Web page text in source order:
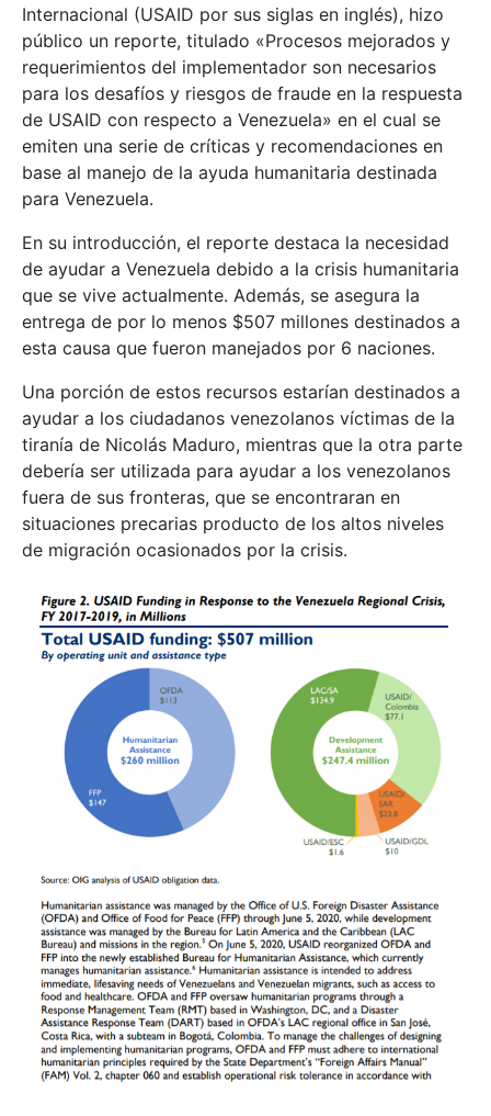
Internacional (USAID por sus siglas en inglés), hizo
público un reporte, titulado «Procesos mejorados y
requerimientos del implementador son necesarios
para los desafíos y riesgos de fraude en la respuesta
de USAID con respecto a Venezuela» en el cual se
emiten una serie de críticas y recomendaciones en
base al manejo de la ayuda humanitaria destinada
para Venezuela.
En su introducción, el reporte destaca la necesidad
de ayudar a Venezuela debido a la crisis humanitaria
que se vive actualmente. Además, se asegura la
entrega de por lo menos $507 millones destinados a
esta causa que fueron manejados por 6 naciones.
Una porción de estos recursos estarían destinados a
ayudar a los ciudadanos venezolanos víctimas de la
tiranía de Nicolás Maduro, mientras que la otra parte
debería ser utilizada para ayudar a los venezolanos
fuera de sus fronteras, que se encontraran en
situaciones precarias producto de los altos niveles
de migración ocasionados por la crisis.